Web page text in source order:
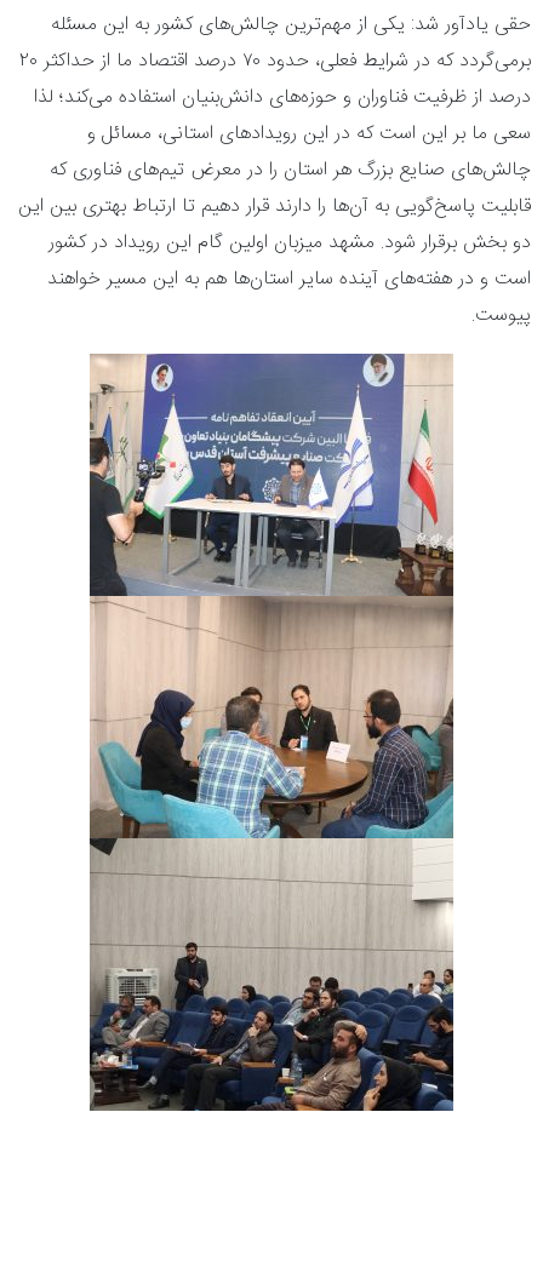
حقی یادآور شد: یکی از مهم‌ترین چالش‌های کشور به این مسئله
برمی‌گردد که در شرایط فعلی، حدود ۷۰ درصد اقتصاد ما از حداکثر ۲۰
درصد از ظرفیت فناوران و حوزه‌های دانش‌بنیان استفاده می‌کند؛ لذا
سعی ما بر این است که در این رویداد‌های استانی، مسائل و
چالش‌های صنایع بزرگ هر استان را در معرض تیم‌های فناوری که
قابلیت پاسخ‌گویی به آن‌ها را دارند قرار دهیم تا ارتباط بهتری بین این
دو بخش برقرار شود. مشهد میزبان اولین گام این رویداد در کشور
است و در هفته‌های آینده سایر استان‌ها هم به این مسیر خواهند
پیوست.